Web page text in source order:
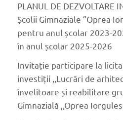
PLANUL DE DEZVOLTARE
Școlii Gimnaziale ”Oprea
pentru anul școlar 2023-
în anul școlar 2025-2026
Invitație participare la
investiții ,,Lucrări de
învelitoare și reabilitare
Gimnazială ,,Oprea